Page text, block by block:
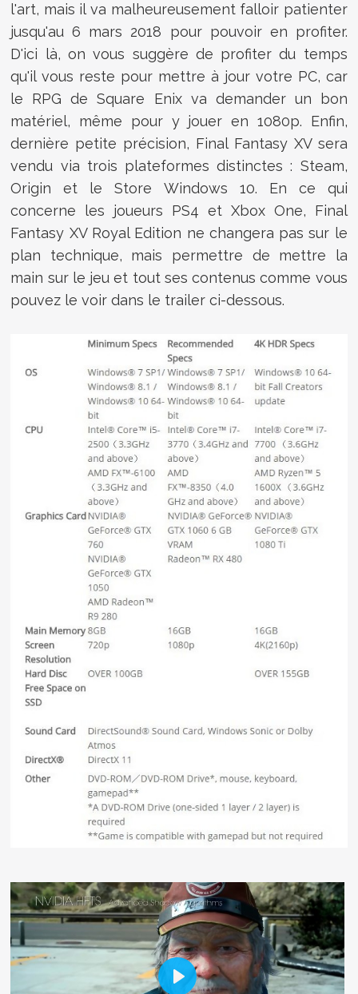
l'art, mais il va malheureusement falloir patienter
jusqu'au 6 mars 2018 pour pouvoir en profiter.
D'ici là, on vous suggère de profiter du temps
qu'il vous reste pour mettre à jour votre PC, car
le RPG de Square Enix va demander un bon
matériel, même pour y jouer en 1080p. Enfin,
dernière petite précision, Final Fantasy XV sera
vendu via trois plateformes distinctes : Steam,
Origin et le Store Windows 10. En ce qui
concerne les joueurs PS4 et Xbox One, Final
Fantasy XV Royal Edition ne changera pas sur le
plan technique, mais permettre de mettre la
main sur le jeu et tout ses contenus comme vous
pouvez le voir dans le trailer ci-dessous.